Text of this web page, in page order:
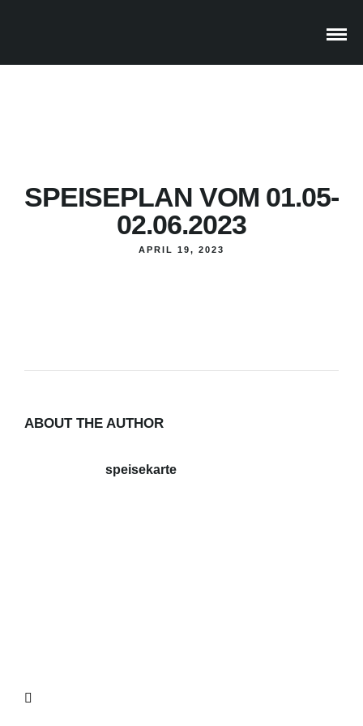
SPEISEPLAN VOM 01.05-
02.06.2023
APRIL 19, 2023
ABOUT THE AUTHOR
speisekarte